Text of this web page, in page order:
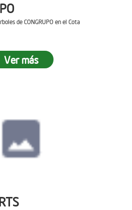
de CONGRUPO en el Cota
Ver más